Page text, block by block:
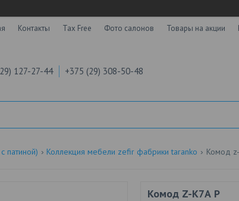
Контакты Tax Free Фото салонов Товары на акции
127-27-44 +375 (29) 308-50-48
патиной) Коллекция мебели zefir фабрики taranko Комод
Комод Z-K7А Р